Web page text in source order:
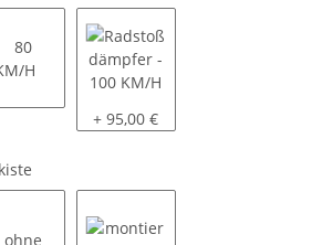
Radstoßdämpfer - 100 KM/H
+ 95,00 €